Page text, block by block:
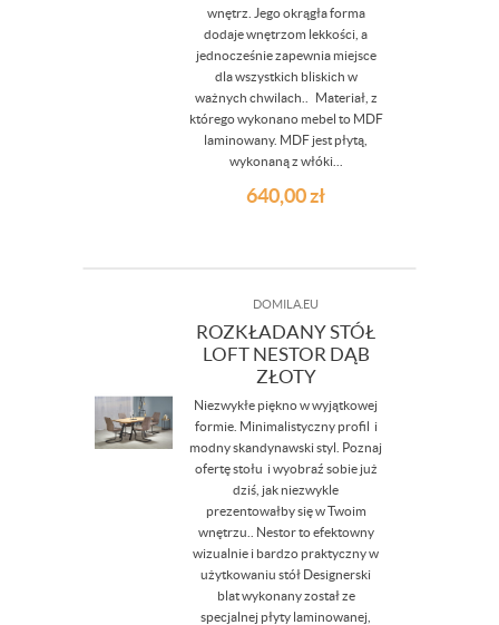
wnętrz. Jego okrągła forma
dodaje wnętrzom lekkości, a
jednocześnie zapewnia miejsce
dla wszystkich bliskich w
ważnych chwilach.. Materiał, z
którego wykonano mebel to MDF
laminowany. MDF jest płytą,
wykonaną z włóki...
640,00zł
DOMILA.EU
ROZKŁADANY STÓŁ
LOFT NESTOR DĄB
ZŁOTY
Niezwykłe piękno w wyjątkowej
formie. Minimalistyczny profil i
modny skandynawski styl. Poznaj
ofertę stołu i wyobraź sobie już
dziś, jak niezwykle
prezentowałby się w Twoim
wnętrzu.. Nestor to efektowny
wizualnie i bardzo praktyczny w
użytkowaniu stół Designerski
blat wykonany został ze
specjalnej płyty laminowanej,